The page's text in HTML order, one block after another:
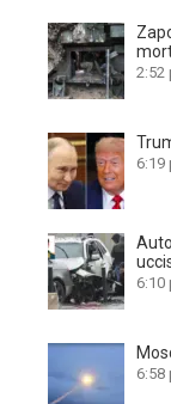
2:52
6:19
6:10
6:58